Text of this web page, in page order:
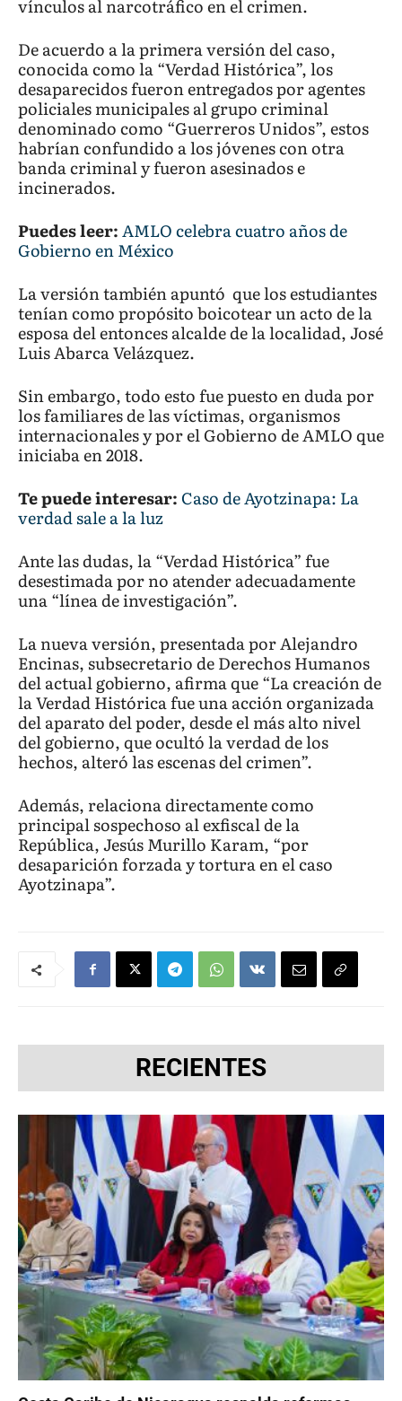
vínculos al narcotráfico en el crimen.
De acuerdo a la primera versión del caso,
conocida como la “Verdad Histórica”, los
desaparecidos fueron entregados por agentes
policiales municipales al grupo criminal
denominado como “Guerreros Unidos”, estos
habrían confundido a los jóvenes con otra
banda criminal y fueron asesinados e
incinerados.
Puedes leer:AMLO celebra cuatro años de
Gobierno en México
La versión también apuntó que los estudiantes
tenían como propósito boicotear un acto de la
esposa del entonces alcalde de la localidad, José
Luis Abarca Velázquez.
Sin embargo, todo esto fue puesto en duda por
los familiares de las víctimas, organismos
internacionales y por el Gobierno de AMLO que
iniciaba en 2018.
Te puede interesar: Caso de Ayotzinapa: La
verdad sale a la luz
Ante las dudas, la “Verdad Histórica” fue
desestimada por no atender adecuadamente
una “línea de investigación”.
La nueva versión, presentada por Alejandro
Encinas, subsecretario de Derechos Humanos
del actual gobierno, afirma que “La creación de
la Verdad Histórica fue una acción organizada
del aparato del poder, desde el más alto nivel
del gobierno, que ocultó la verdad de los
hechos, alteró las escenas del crimen”.
Además, relaciona directamente como
principal sospechoso al exfiscal de la
República, Jesús Murillo Karam, “por
desaparición forzada y tortura en el caso
Ayotzinapa”.
RECIENTES